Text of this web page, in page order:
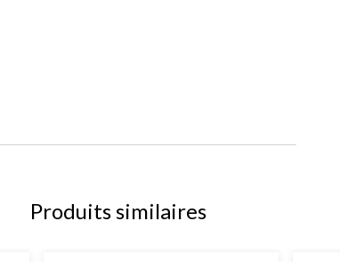
Produits similaires